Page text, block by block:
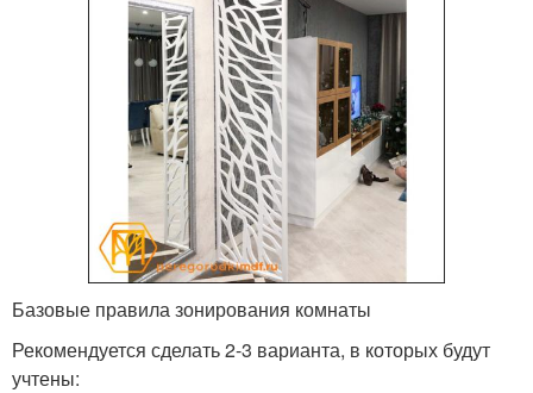
Базовые правила зонирования комнаты
Рекомендуется сделать 2-3 варианта, в которых будут
учтены: